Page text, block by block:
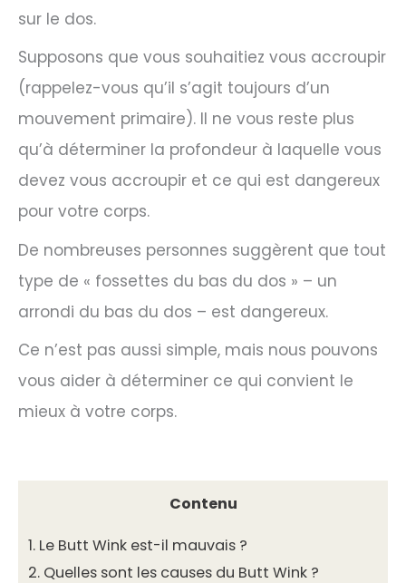
sur le dos.
Supposons que vous souhaitiez vous accroupir
(rappelez-vous qu’il s’agit toujours d’un
mouvement primaire). Il ne vous reste plus
qu’à déterminer la profondeur à laquelle vous
devez vous accroupir et ce qui est dangereux
pour votre corps.
De nombreuses personnes suggèrent que tout
type de « fossettes du bas du dos » – un
arrondi du bas du dos – est dangereux.
Ce n’est pas aussi simple, mais nous pouvons
vous aider à déterminer ce qui convient le
mieux à votre corps.
Contenu
1. Le Butt Wink est-il mauvais ?
2. Quelles sont les causes du Butt Wink ?